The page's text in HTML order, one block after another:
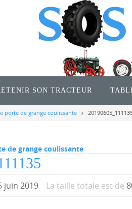
SON TRACTEUR
porte de grange coulissante
de grange coulissante
juin 2019 La taille totale est de